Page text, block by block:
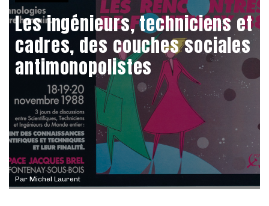
Par Michel Laurent
Les ingénieurs, techniciens et
cadres, des couches sociales
antimonopolistes